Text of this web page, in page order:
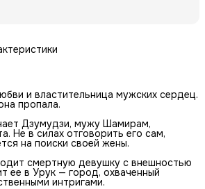
и властительница мужских сердец.
пропала.
Дзумудзи, мужу Шамирам,
Не в силах отговорить его сам,
на поиски своей жены.
смертную девушку с внешностью
ее в Урук — город, охваченный
интригами.